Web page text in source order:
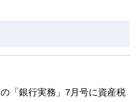
「銀行実務」7月号に資産税